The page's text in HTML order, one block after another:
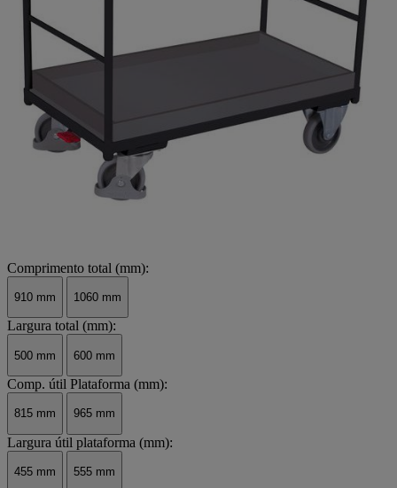
Comprimento total (mm):
910 mm 1060 mm
Largura total (mm):
500 mm 600 mm
Comp. útil Plataforma (mm):
815 mm 965 mm
Largura útil plataforma (mm):
455 mm 555 mm